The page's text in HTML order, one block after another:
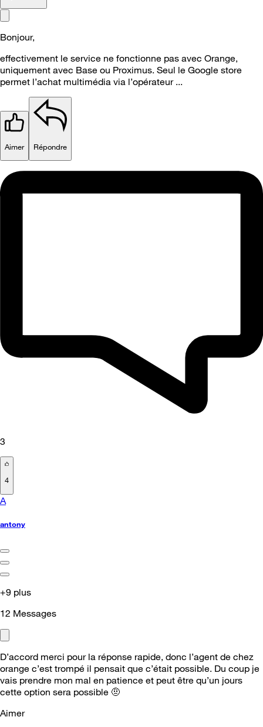
Bonjour,
effectivement le service ne fonctionne pas avec Orange,
uniquement avec Base ou Proximus. Seul le Google store
permet l’achat multimédia via l’opérateur ...
Aimer Répondre
3
4
A
antony
+9 plus
12 Messages
D’accord merci pour la réponse rapide, donc l’agent de chez
orange c’est trompé il pensait que c’était possible. Du coup je
vais prendre mon mal en patience et peut être qu’un jours
cette option sera possible 🤨
Aimer